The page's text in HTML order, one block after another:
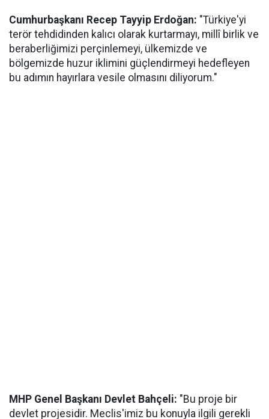
Cumhurbaşkanı Recep Tayyip Erdoğan: "Türkiye'yi
terör tehdidinden kalıcı olarak kurtarmayı, millî birlik ve
beraberliğimizi perçinlemeyi, ülkemizde ve
bölgemizde huzur iklimini güçlendirmeyi hedefleyen
bu adımın hayırlara vesile olmasını diliyorum."
MHP Genel Başkanı Devlet Bahçeli: "Bu proje bir
devlet projesidir. Meclis'imiz bu konuyla ilgili gerekli